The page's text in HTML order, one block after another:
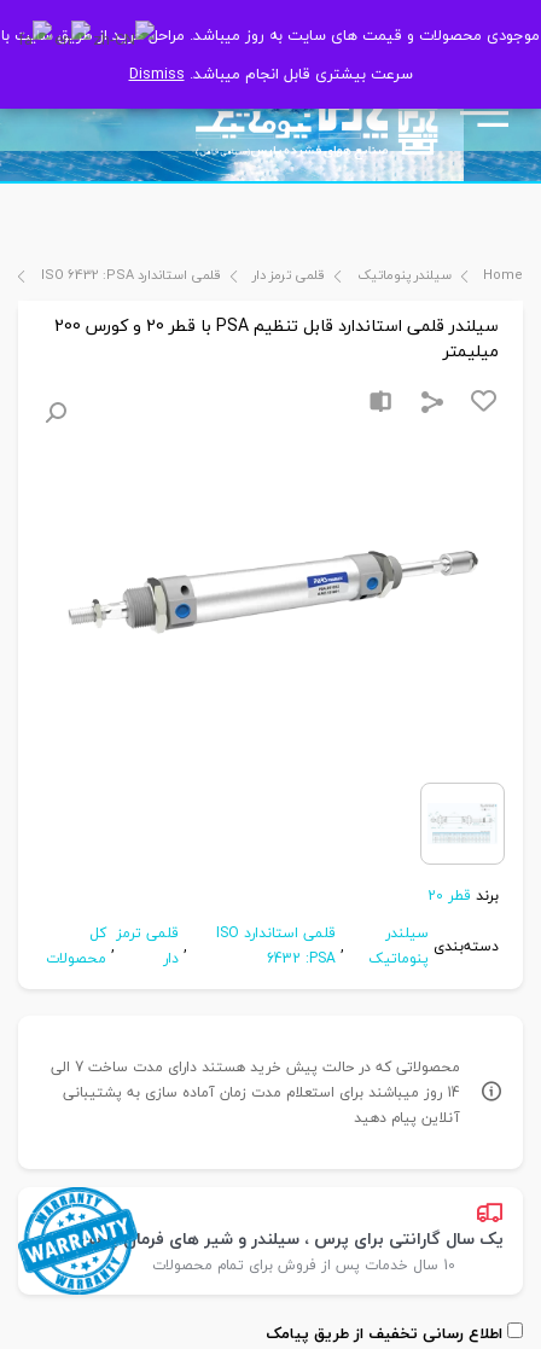
موجودی محصولات و قیمت های سایت به روز میباشد. مراحل خرید از طریق سایت با
سرعت بیشتری قابل انجام میباشد.Dismiss
موجودی محصولات و قیمت های سایت به روز میباشد. مراحل خرید از طریق سایت با
سرعت بیشتری قابل انجام میباشد.Dismiss
Home سیلندر پنوماتیک قلمی ترمز دار قلمی استاندارد ISO 6432 :PSA
سیلندر قلمی استاندارد قابل تنظیم PSA با قطر 20 و کورس 200
میلیمتر
برند قطر 20
دسته‌بندی سیلندر
پنوماتیک
,
قلمی استاندارد ISO
6432 :PSA
, قلمی ترمز
دار
, کل
محصولات
محصولاتی که در حالت پیش خرید هستند دارای مدت ساخت 7 الی
14 روز میباشند برای استعلام مدت زمان آماده سازی به پشتیبانی
آنلاین پیام دهید
یک سال گارانتی برای پرس ، سیلندر و شیر های فرمان پارس
10 سال خدمات پس از فروش برای تمام محصولات
اطلاع رسانی تخفیف از طریق پیامک